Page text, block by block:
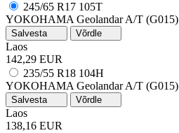
245/65 R17 105T
YOKOHAMA Geolandar A/T (G015)
Salvesta Võrdle
Laos
142,29 EUR
235/55 R18 104H
YOKOHAMA Geolandar A/T (G015)
Salvesta Võrdle
Laos
138,16 EUR